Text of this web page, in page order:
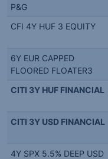
P&G
CFI 4Y HUF 3 EQUITY
6Y EUR CAPPED
FLOORED FLOATER3
CITI 3Y HUF FINANCIAL
CITI 3Y USD FINANCIAL
4Y SPX 5.5% DEEP USD